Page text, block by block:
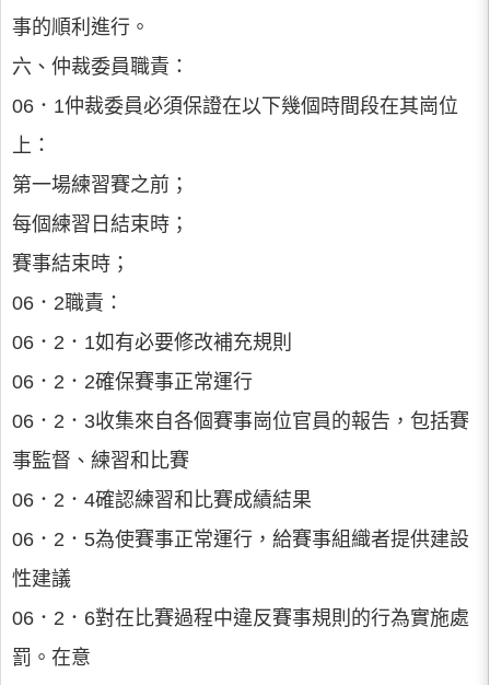
事的順利進行。
六、仲裁委員職責：
06．1仲裁委員必須保證在以下幾個時間段在其崗位
上：
第一場練習賽之前；
每個練習日結束時；
賽事結束時；
06．2職責：
06．2．1如有必要修改補充規則
06．2．2確保賽事正常運行
06．2．3收集來自各個賽事崗位官員的報告，包括賽
事監督、練習和比賽
06．2．4確認練習和比賽成績結果
06．2．5為使賽事正常運行，給賽事組織者提供建設
性建議
06．2．6對在比賽過程中違反賽事規則的行為實施處
罰。在意